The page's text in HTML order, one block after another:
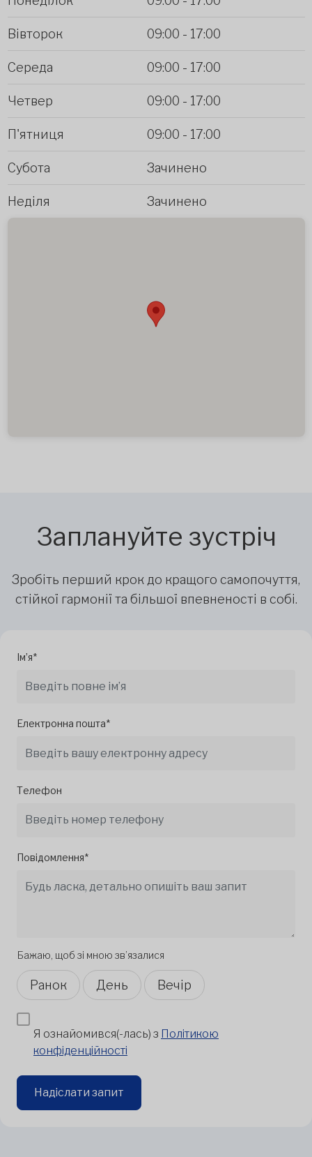
Вівторок 09:00 - 17:00
Середа 09:00 - 17:00
Четвер 09:00 - 17:00
П'ятниця 09:00 - 17:00
Субота Зачинено
Неділя Зачинено
Заплануйте зустріч
Зробіть перший крок до кращого самопочуття,
стійкої гармонії та більшої впевненості в собі.
Ім’я*
Електронна пошта*
Телефон
Повідомлення*
Бажаю, щоб зі мною зв’язалися
Ранок День Вечір
Я ознайомився(-лась) з Політикою
конфіденційності
Надіслати запит